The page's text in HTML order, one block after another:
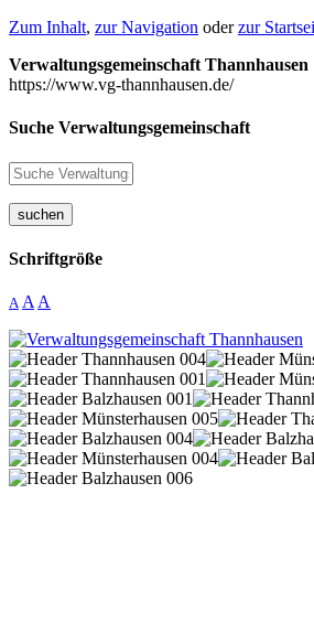
Zum Inhalt, zur Navigation oderzur
Verwaltungsgemeinschaft Thannhausen
https://www.vg-thannhausen.de/
Suche Verwaltungsgemeinschaft
suchen
Schriftgröße
A A A